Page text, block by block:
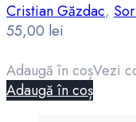
Cristian Găzdac,
55,00 lei
Adaugă în coșVezi
Adaugă în coș